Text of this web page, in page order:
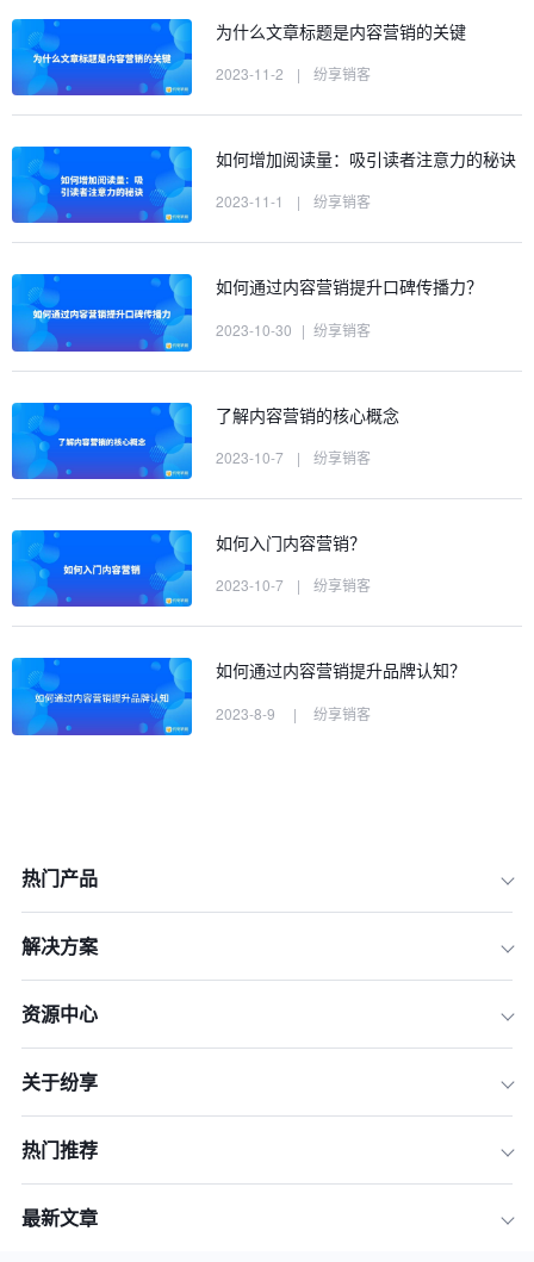
三、深入了解目标受众的需求
为什么文章标题是内容营销的关键
2023-11-2 | 纷享销客
如何增加阅读量：吸引读者注意力的秘诀
2023-11-1 | 纷享销客
如何通过内容营销提升口碑传播力？
2023-10-30 | 纷享销客
了解内容营销的核心概念
2023-10-7 | 纷享销客
如何入门内容营销？
2023-10-7 | 纷享销客
如何通过内容营销提升品牌认知？
2023-8-9 | 纷享销客
热门产品
解决方案
资源中心
关于纷享
热门推荐
最新文章